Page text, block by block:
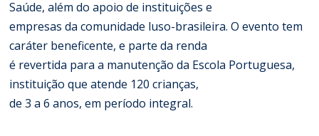
Saúde, além do apoio de instituições e
empresas da comunidade luso-brasileira. O evento tem
caráter beneficente, e parte da renda
é revertida para a manutenção da Escola Portuguesa,
instituição que atende 120 crianças,
de 3 a 6 anos, em período integral.